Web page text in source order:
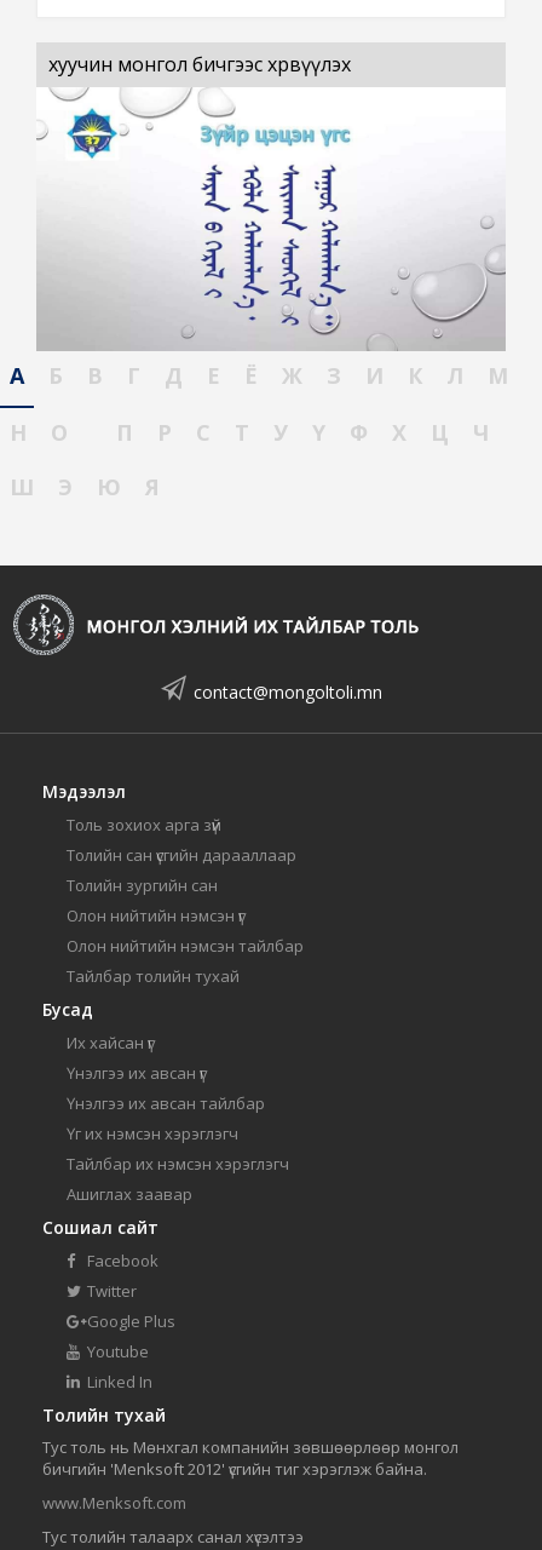
хуучин монгол бичгээс хөрвүүлэх
А Б В Г Д Е Ё Ж З И К Л
М
Н
О П Р С Т У Ү Ф Х Ц
Ч
Ш
Э Ю Я
contact@mongoltoli.mn
Мэдээлэл
Толь зохиох арга зүй
Толийн сан үсгийн дарааллаар
Толийн зургийн сан
Олон нийтийн нэмсэн үг
Олон нийтийн нэмсэн тайлбар
Тайлбар толийн тухай
Бусад
Их хайсан үг
Үнэлгээ их авсан үг
Үнэлгээ их авсан тайлбар
Үг их нэмсэн хэрэглэгч
Тайлбар их нэмсэн хэрэглэгч
Ашиглах заавар
Сошиал сайт
Facebook
Twitter
Google Plus
Youtube
Linked In
Толийн тухай
Тус толь нь Мөнхгал компанийн зөвшөөрлөөр монгол
бичгийн 'Menksoft 2012' үсгийн тиг хэрэглэж байна.
www.Menksoft.com
Тус толийн талаарх санал хүсэлтээ